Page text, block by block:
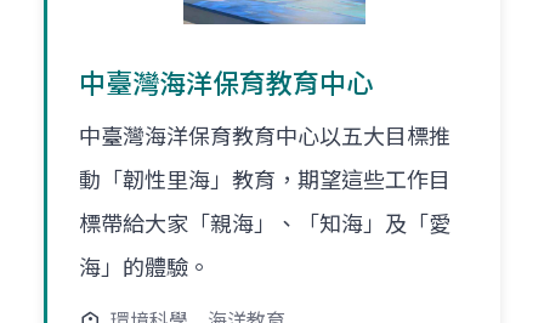
中臺灣海洋保育教育中心
中臺灣海洋保育教育中心以五大目標推
動「韌性里海」教育，期望這些工作目
標帶給大家「親海」、「知海」及「愛
海」的體驗。